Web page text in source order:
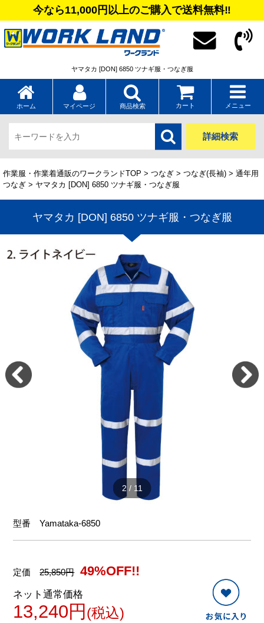
今なら11,000円以上のご購入で送料無料‼
ヤマタカ [DON] 6850 ツナギ服・つなぎ服
ホーム マイページ 商品検索 カート メニュー
詳細検索
作業服・作業着通販のワークランドTOP > つなぎ > つなぎ(長袖) > 通年用
つなぎ > ヤマタカ [DON] 6850 ツナギ服・つなぎ服
ヤマタカ [DON] 6850 ツナギ服・つなぎ服
2 / 11
型番Yamataka-6850
定価25,850円 49%OFF!!
ネット通常価格
13,240円 (税込)